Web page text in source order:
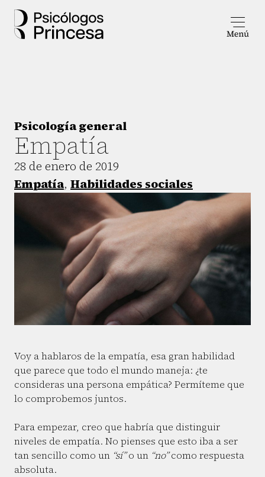
Psicología general
Empatía
28 de enero de 2019
Empatía, Habilidades sociales
Voy a hablaros de la empatía, esa gran habilidad
que parece que todo el mundo maneja: ¿te
consideras una persona empática? Permíteme que
lo comprobemos juntos.
Para empezar, creo que habría que distinguir
niveles de empatía. No pienses que esto iba a ser
tan sencillo como un “sí”o un “no”como respuesta
absoluta.